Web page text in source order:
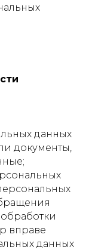
данных
документы,
вправе
данных